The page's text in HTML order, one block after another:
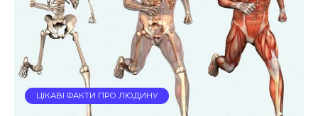
ЦІКАВІ ФАКТИ ПРО ЛЮДИНУ